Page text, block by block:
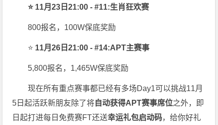
⭐ 11月23日21:00 - #11:生肖狂欢赛
800报名，100W保底奖励
⭐ 11月26日21:00 - #14:APT主赛事
5,800报名，1,465W保底奖励
现在所有重点赛事都已经有多场Day1可以挑战11月
5日起活跃新朋友除了将自动获得APT赛事席位之外，即
日起打进每日免费赛FT还送幸运礼包启动码，给你好礼